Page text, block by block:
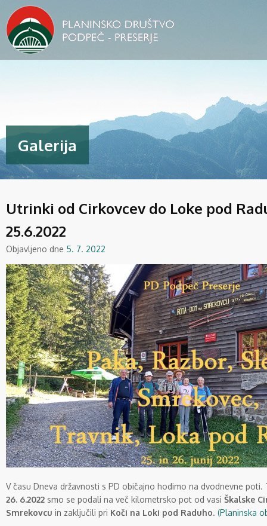
Galerija
Utrinki od Cirkovcev do Loke pod
25.6.2022
Objavljeno dne 5. 7. 2022
V času Dneva državnosti s PD običajno hodimo na dvodnevne
26. 6.2022 smo se podali na več kilometrsko pot od vasi Škalske
Smrekovcu in zaključili pri Koči na Loki pod Raduho. (Planinska